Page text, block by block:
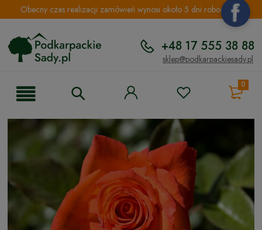
Obecny czas realizacji zamówień wynosi około 5 dni roboczych.
+48 17 555 38 88
sklep@podkarpackiesady.pl
0